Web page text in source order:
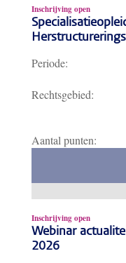
Inschrijving open
Periode:
Rechtsgebied:
Aantal punten:
Inschrijving open
Webinar
2026